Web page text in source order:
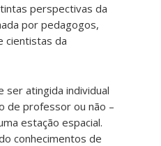
perspectivas da
por pedagogos,
cientistas da
ser atingida individual
de professor ou não –
estação espacial.
conhecimentos de